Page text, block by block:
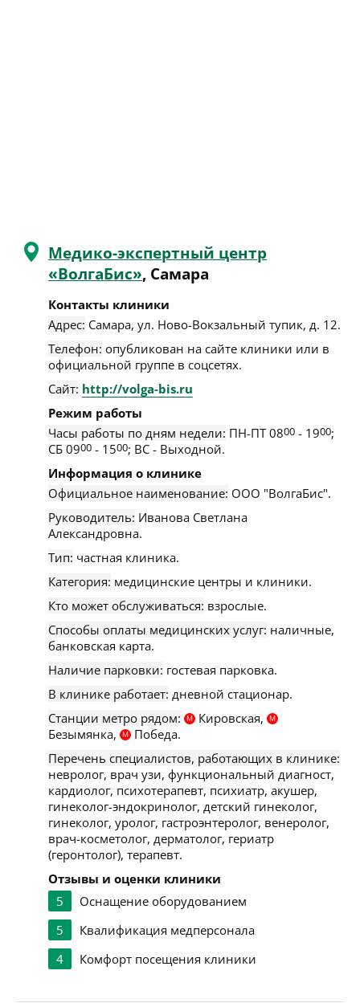
Медико-экспертный центр
«ВолгаБис», Самара
Контакты клиники
Адрес: Самара, ул. Ново-Вокзальный тупик, д. 12.
Телефон: опубликован на сайте клиники или в
официальной группе в соцсетях.
Сайт: http://volga-bis.ru
Режим работы
Часы работы по дням недели: ПН-ПТ 0800 - 1900;
СБ 0900 - 1500; ВС - Выходной.
Информация о клинике
Официальное наименование: ООО "ВолгаБис".
Руководитель: Иванова Светлана
Александровна.
Тип: частная клиника.
Категория: медицинские центры и клиники.
Кто может обслуживаться: взрослые.
Способы оплаты медицинских услуг: наличные,
банковская карта.
Наличие парковки: гостевая парковка.
В клинике работает: дневной стационар.
Станции метро рядом:
М Кировская, М
Безымянка, М
Победа.
Перечень специалистов, работающих в клинике:
невролог, врач узи, функциональный диагност,
кардиолог, психотерапевт, психиатр, акушер,
гинеколог-эндокринолог, детский гинеколог,
гинеколог, уролог, гастроэнтеролог, венеролог,
врач-косметолог, дерматолог, гериатр
(геронтолог), терапевт.
Отзывы и оценки клиники
5
Оснащение оборудованием
5
Квалификация медперсонала
4
Комфорт посещения клиники